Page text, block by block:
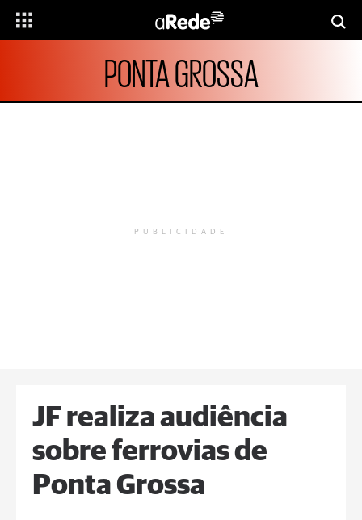
PONTA GROSSA
PUBLICIDADE
JF realiza audiência
sobre ferrovias de
Ponta Grossa